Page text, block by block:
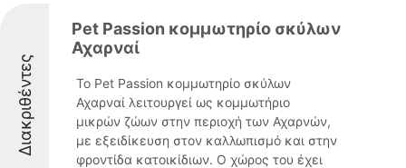
Διακριθέντες
Pet Passion κομμωτηρίο σκύλων
Αχαρναί
Το Pet Passion κομμωτηρίο σκύλων
Αχαρναί λειτουργεί ως κομμωτήριο
μικρών ζώων στην περιοχή των Αχαρνών,
με εξειδίκευση στον καλλωπισμό και στην
φροντίδα κατοικίδιων. Ο χώρος του έχει